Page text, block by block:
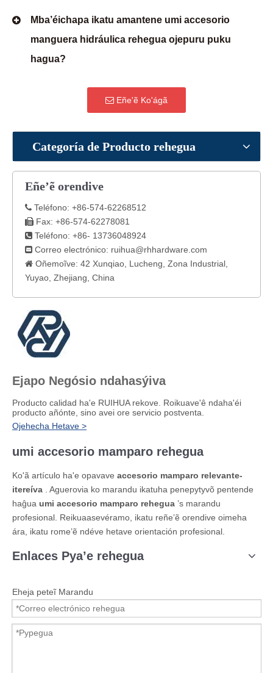
Mba’éichapa ikatu amantene umi accesorio
manguera hidráulica rehegua ojepuru puku
hagua?
Eñe'ẽ Ko'ágã
Categoría de Producto rehegua
Eñe’ẽ orendive
 Teléfono: +86-574-62268512
 Fax: +86-574-62278081
 Teléfono: +86- 13736048924
 Correo electrónico: ruihua@rhhardware.com
 Oñemoĩve: 42 Xunqiao, Lucheng, Zona Industrial,
Yuyao, Zhejiang, China
Ejapo Negósio ndahasýiva
Producto calidad ha'e RUIHUA rekove. Roikuave'ê ndaha'éi
producto añónte, sino avei ore servicio postventa.
Ojehecha Hetave >
umi accesorio mamparo rehegua
Ko'ã artículo ha'e opavave accesorio mamparo relevante-
itereíva
. Aguerovia ko marandu ikatuha penepytyvõ pentende
haĝua umi accesorio mamparo rehegua ’s marandu
profesional. Reikuaasevéramo, ikatu reñe’ẽ orendive oimeha
ára, ikatu rome’ẽ ndéve hetave orientación profesional.
Enlaces Pya’e rehegua
Eheja peteĩ Marandu